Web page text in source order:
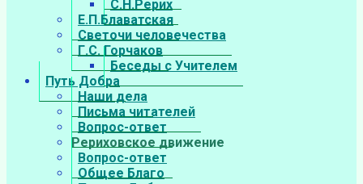
С.Н.Рерих
Е.П.Блаватская
Светочи человечества
Г.С. Горчаков
Беседы с Учителем
Путь Добра
Наши дела
Письма читателей
Вопрос-ответ
Рериховское движение
Вопрос-ответ
Общее Благо